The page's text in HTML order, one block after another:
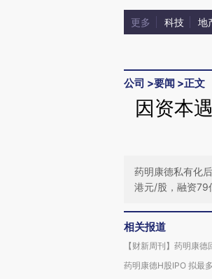
更多 科技 地
公司 >要闻 >正文
因资本
药明康德私有化
港元/股，融资79
相关报道
【财新周刊】药明康
药明康德H股IPO 拟最